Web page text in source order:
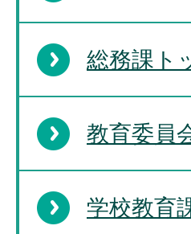
総務課ト
教育委員
学校教育